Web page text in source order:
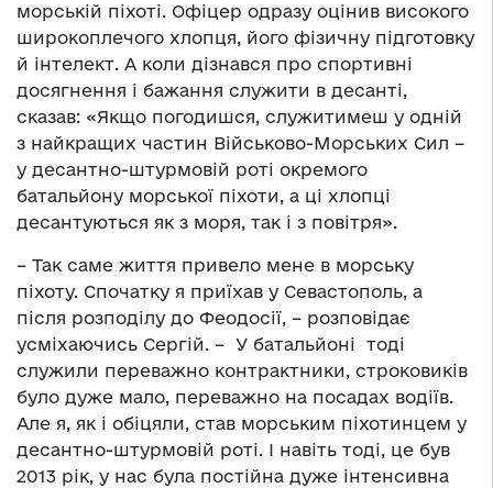
морській піхоті. Офіцер одразу оцінив високого
широкоплечого хлопця, його фізичну підготовку
й інтелект. А коли дізнався про спортивні
досягнення і бажання служити в десанті,
сказав: «Якщо погодишся, служитимеш у одній
з найкращих частин Військово-Морських Сил –
у десантно-штурмовій роті окремого
батальйону морської піхоти, а ці хлопці
десантуються як з моря, так і з повітря».
– Так саме життя привело мене в морську
піхоту. Спочатку я приїхав у Севастополь, а
після розподілу до Феодосії, – розповідає
усміхаючись Сергій. – У батальйоні тоді
служили переважно контрактники, строковиків
було дуже мало, переважно на посадах водіїв.
Але я, як і обіцяли, став морським піхотинцем у
десантно-штурмовій роті. І навіть тоді, це був
2013 рік, у нас була постійна дуже інтенсивна